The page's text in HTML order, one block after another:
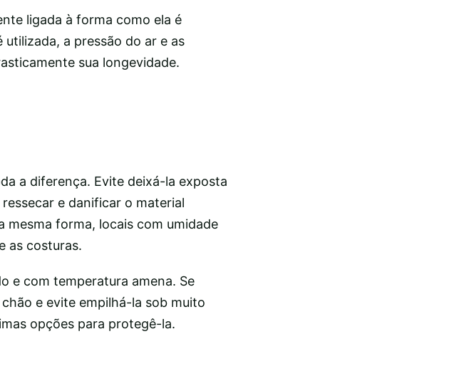
ligada à forma como ela é
a pressão do ar e as
sua longevidade.
a diferença. Evite deixá-la exposta
e danificar o material
forma, locais com umidade
as costuras.
e com temperatura amena. Se
e evite empilhá-la sob muito
opções para protegê-la.